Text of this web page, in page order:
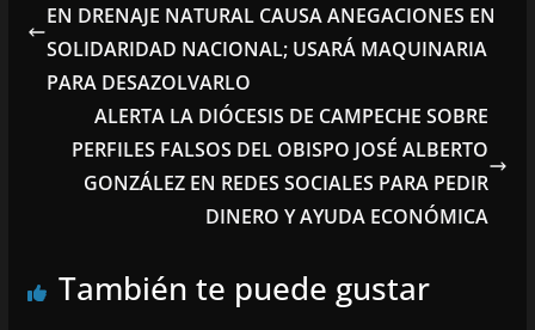
EN DRENAJE NATURAL CAUSA ANEGACIONES EN
SOLIDARIDAD NACIONAL; USARÁ MAQUINARIA
PARA DESAZOLVARLO
ALERTA LA DIÓCESIS DE CAMPECHE SOBRE
PERFILES FALSOS DEL OBISPO JOSÉ ALBERTO
GONZÁLEZ EN REDES SOCIALES PARA PEDIR
DINERO Y AYUDA ECONÓMICA
También te puede gustar